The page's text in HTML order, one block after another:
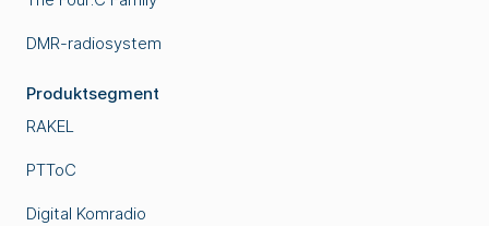
DMR-radiosystem
Produktsegment
RAKEL
PTToC
Digital Komradio